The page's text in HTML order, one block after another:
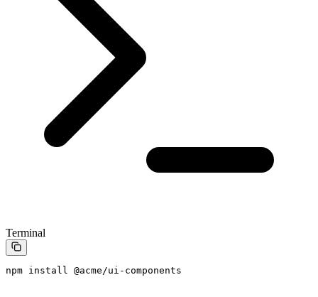
Terminal
npm install @acme/ui-components